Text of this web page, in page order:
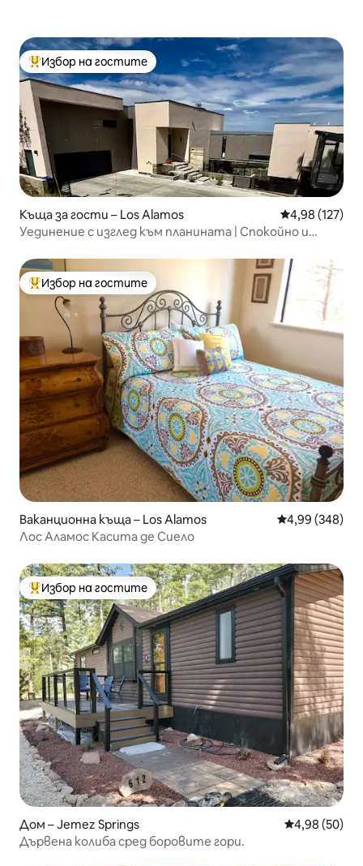
Най-популярен избор на гостите
Избор на гостите
Къща за гости – Los Alamos Средна
4,98 (127)
Уединение с изглед към планината | Спокойно и
Най-популярен избор на гостите
Избор на гостите
Ваканционна къща – Los Alamos Средна
4,99 (348)
Лос Аламос Касита де Сиело
Най-популярен избор на гостите
Избор на гостите
Дом – Jemez Springs Средна
4,98 (50)
Дървена колиба сред боровите гори.